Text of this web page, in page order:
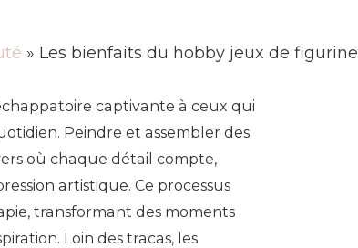
» Les bienfaits du hobby jeux de figurine
captivante à ceux qui
Peindre et assembler des
où chaque détail compte,
artistique. Ce processus
transformant des moments
Loin des tracas, les